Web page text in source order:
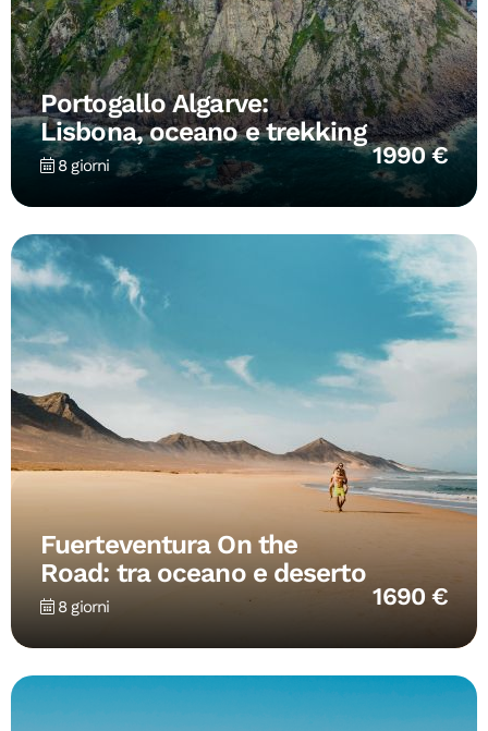
Portogallo Algarve:
Lisbona, oceano e trekking
8 giorni 1990 €
Fuerteventura On the
Road: tra oceano e deserto
8 giorni 1690 €